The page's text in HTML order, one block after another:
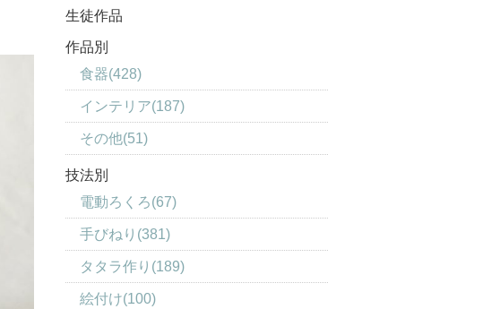
生徒作品
作品別
食器(428)
インテリア(187)
その他(51)
技法別
電動ろくろ(67)
手びねり(381)
タタラ作り(189)
絵付け(100)